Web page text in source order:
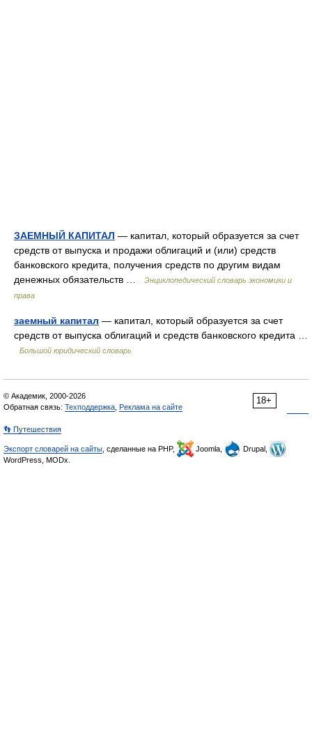
ЗАЕМНЫЙ КАПИТАЛ — капитал, который образуется за счет
средств от выпуска и продажи облигаций и (или) средств
банковского кредита, получения средств по другим видам
денежных обязательств …
Энциклопедический словарь экономики и
права
заемный капитал — капитал, который образуется за счет
средств от выпуска облигаций и средств банковского кредита …
Большой юридический словарь
18+
© Академик, 2000-2026
Обратная связь: Техподдержка Реклама на сайте
👣 Путешествия
Экспорт словарей на сайты , сделанные на PHP, Joomla,
Drupal,
WordPress, MODx.